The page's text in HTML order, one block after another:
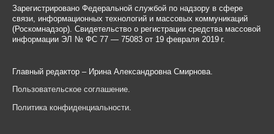
Зарегистрировано Федеральной службой по надзору в сфере
связи, информационных технологий и массовых коммуникаций
(Роскомнадзор). Свидетельство о регистрации средства массовой
информации ЭЛ № ФС 77 — 75083 от 19 февраля 2019 г.
Главный редактор – Ирина Александровна Смирнова.
Пользовательское соглашение.
Политика конфиденциальности.